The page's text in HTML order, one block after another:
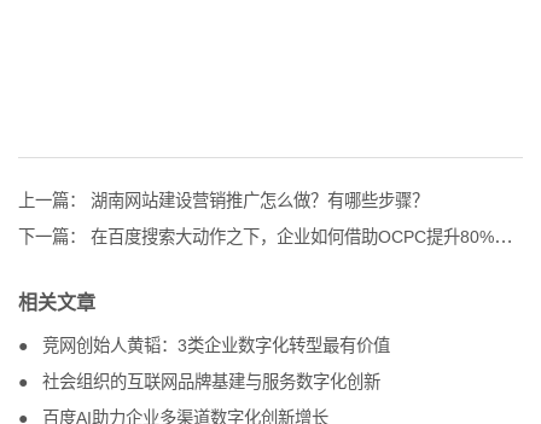
上一篇：
湖南网站建设营销推广怎么做？有哪些步骤？
下一篇：
在百度搜索大动作之下，企业如何借助OCPC提升80%投放效果？
相关文章
竞网创始人黄韬：3类企业数字化转型最有价值
社会组织的互联网品牌基建与服务数字化创新
百度AI助力企业多渠道数字化创新增长